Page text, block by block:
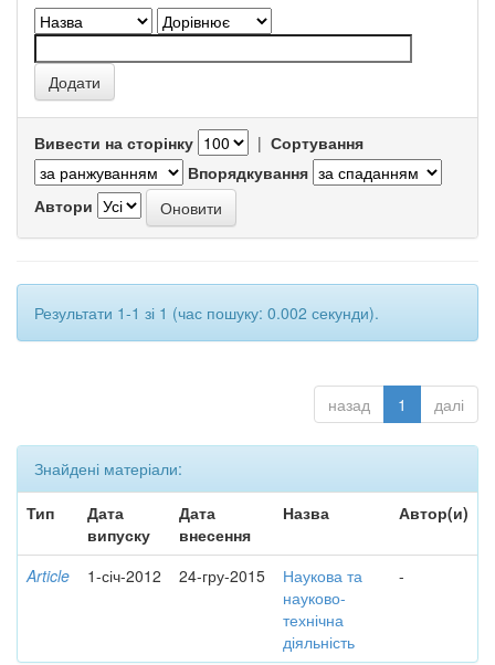
Вивести на сторінку | Сортування
Впорядкування
Автори
Результати 1-1 зі 1 (час пошуку: 0.002 секунди).
назад 1 далі
Знайдені матеріали:
Тип
Дата
випуску
Дата
внесення
Назва Автор(и)
Article 1-січ-2012 24-гру-2015
Наукова та
науково-
технічна
діяльність
-